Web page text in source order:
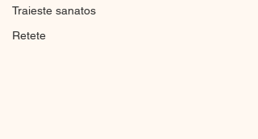
Traieste sanatos
Retete